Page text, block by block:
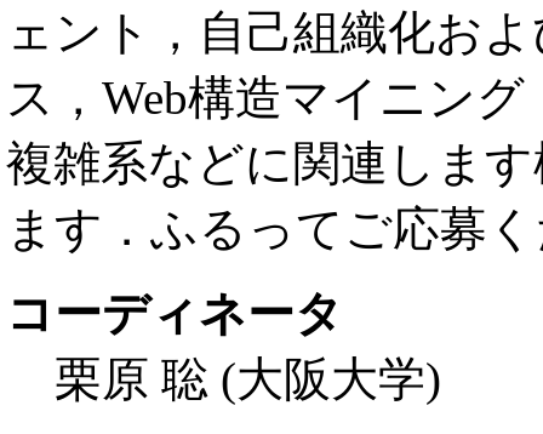
ェント，自己組織化お
ス，Web構造マイニン
複雑系などに関連しま
ます．ふるってご応募
コーディネータ
栗原 聡 (大阪大学)